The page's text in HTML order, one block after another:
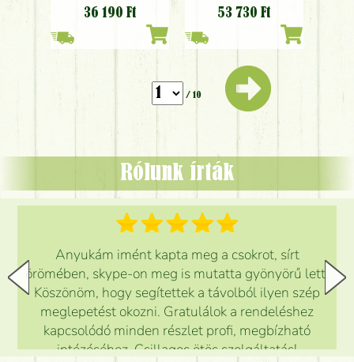
orchideával
36 190 Ft
orchideával, fehér
53 730 Ft
/ 10
Rólunk írták
Anyukám imént kapta meg a csokrot, sírt
örömében, skype-on meg is mutatta gyönyörű lett.
Köszönöm, hogy segítettek a távolból ilyen szép
meglepetést okozni. Gratulálok a rendeléshez
kapcsolódó minden részlet profi, megbízható
intézéséhez. Csillagos ötös szolgáltatás!